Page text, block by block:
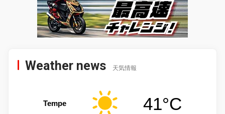
Weather news 天気情報
Tempe 41°C